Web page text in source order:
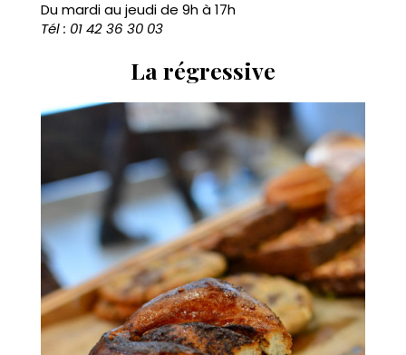
Du mardi au jeudi de 9h à 17h
Tél : 01 42 36 30 03
La régressive